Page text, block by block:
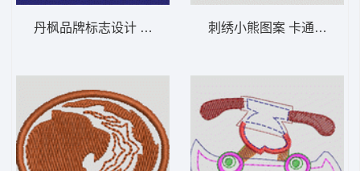
丹枫品牌标志设计 卡通童装章标贴布 刺绣小熊图案 卡通童